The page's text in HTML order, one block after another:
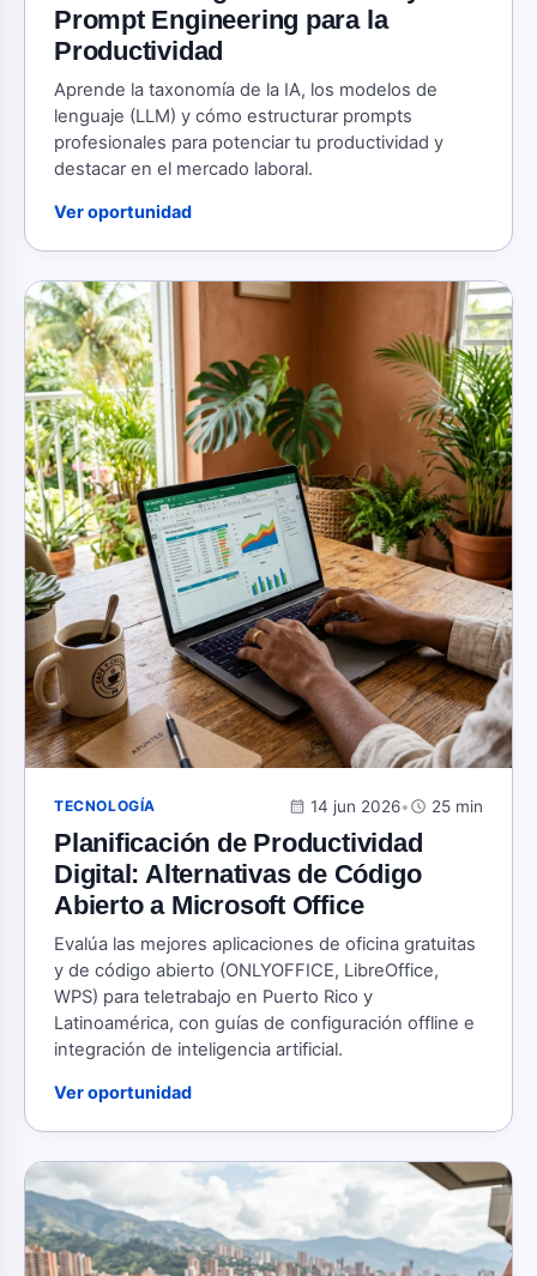
Prompt Engineering para la
Productividad
Aprende la taxonomía de la IA, los modelos de
lenguaje (LLM) y cómo estructurar prompts
profesionales para potenciar tu productividad y
destacar en el mercado laboral.
Ver oportunidad
TECNOLOGÍA calendar_month 14 jun 2026•schedule 25 min
Planificación de Productividad
Digital: Alternativas de Código
Abierto a Microsoft Office
Evalúa las mejores aplicaciones de oficina gratuitas
y de código abierto (ONLYOFFICE, LibreOffice,
WPS) para teletrabajo en Puerto Rico y
Latinoamérica, con guías de configuración offline e
integración de inteligencia artificial.
Ver oportunidad